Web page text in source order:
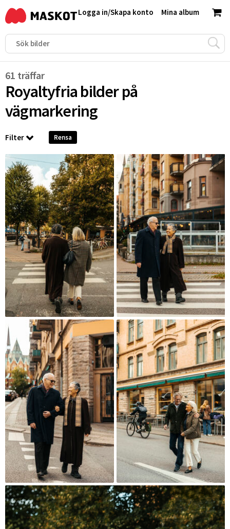
Mina album
Logga in/Skapa konto
61 träffar
Royaltyfria bilder på
vägmarkering
Filter Rensa